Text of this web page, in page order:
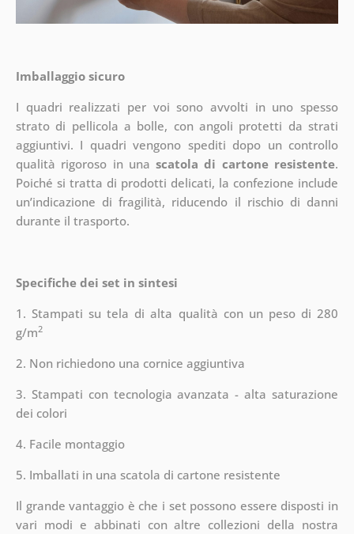
Imballaggio sicuro
I quadri realizzati per voi sono avvolti in uno spesso
strato di pellicola a bolle, con angoli protetti da strati
aggiuntivi. I quadri vengono spediti dopo un controllo
qualità rigoroso in unascatola di cartone resistente.
Poiché si tratta di prodotti delicati, la confezione include
un’indicazione di fragilità, riducendo il rischio di danni
durante il trasporto.
Specifiche dei set in sintesi
1. Stampati su tela di alta qualità con un peso di 280
g/m2
2. Non richiedono una cornice aggiuntiva
3. Stampati con tecnologia avanzata - alta saturazione
dei colori
4. Facile montaggio
5. Imballati in una scatola di cartone resistente
Il grande vantaggio è che i set possono essere disposti in
vari modi e abbinati con altre collezioni della nostra